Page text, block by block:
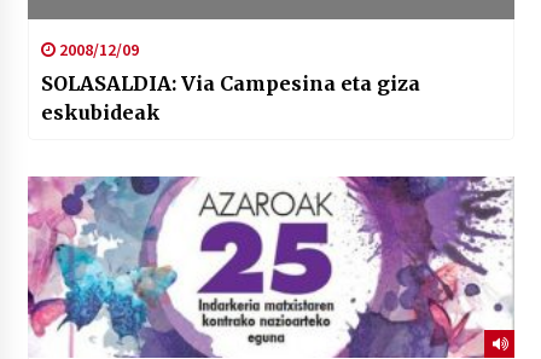
2008/12/09
SOLASALDIA: Via Campesina eta giza
eskubideak